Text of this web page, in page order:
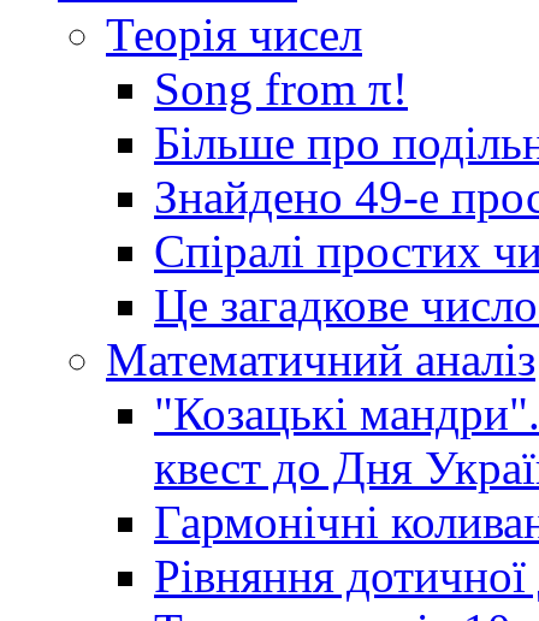
Теорія чисел
Song from π!
Більше про
Знайдено 49-е
Спіралі простих
Це загадкове
Математичний аналіз
"Козацькі
квест до Дня
Гармонічні
Рівняння